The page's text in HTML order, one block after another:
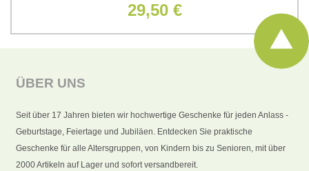
29,50 €
ÜBER UNS
Seit über 17 Jahren bieten wir hochwertige Geschenke für jeden Anlass -
Geburtstage, Feiertage und Jubiläen. Entdecken Sie praktische
Geschenke für alle Altersgruppen, von Kindern bis zu Senioren, mit über
2000 Artikeln auf Lager und sofort versandbereit.